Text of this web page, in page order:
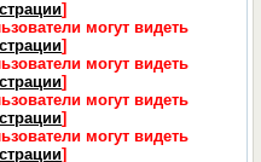
]
могут видеть
]
могут видеть
]
могут видеть
]
могут видеть
]